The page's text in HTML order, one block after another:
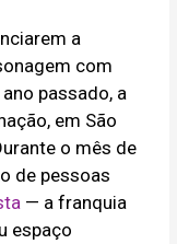
a
com
passado, a
em São
o mês de
de pessoas
— a franquia
espaço